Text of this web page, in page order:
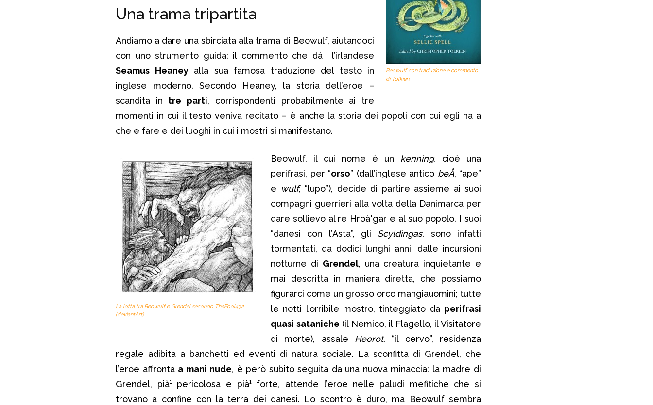
Beowulf con traduzione e commento
di Tolkien.
Una trama tripartita
Andiamo a dare una sbirciata alla trama di Beowulf, aiutandoci
con uno strumento guida: il commento che dà l’irlandese
Seamus Heaneyalla sua famosa traduzione del testo in
inglese moderno. Secondo Heaney, la storia dell’eroe –
scandita in tre parti, corrispondenti probabilmente ai tre
momenti in cui il testo veniva recitato – è anche la storia dei popoli con cui egli ha a
che e fare e dei luoghi in cui i mostri si manifestano.
La lotta tra Beowulf e Grendel secondo TheFool432
(deviantArt)
Beowulf, il cui nome è un kenning, cioè una
perifrasi, per “orso” (dall’inglese antico beÅ, “ape”
e wulf, “lupo”), decide di partire assieme ai suoi
compagni guerrieri alla volta della Danimarca per
dare sollievo al re Hroà°gar e al suo popolo. I suoi
“danesi con l’Asta”, gli Scyldingas, sono infatti
tormentati, da dodici lunghi anni, dalle incursioni
notturne di Grendel, una creatura inquietante e
mai descritta in maniera diretta, che possiamo
figurarci come un grosso orco mangiauomini; tutte
le notti l’orribile mostro, tinteggiato da perifrasi
quasi sataniche (il Nemico, il Flagello, il Visitatore
di morte), assale Heorot, “il cervo”, residenza
regale adibita a banchetti ed eventi di natura sociale. La sconfitta di Grendel, che
l’eroe affronta a mani nude, è però subito seguita da una nuova minaccia: la madre di
Grendel, pià¹ pericolosa e pià¹ forte, attende l’eroe nelle paludi mefitiche che si
trovano a confine con la terra dei danesi. Lo scontro è duro, ma Beowulf sembra